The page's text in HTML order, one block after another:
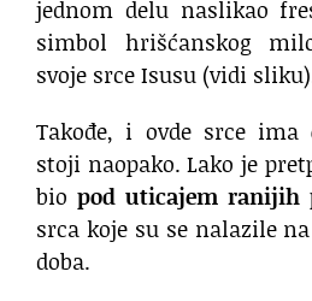
jednom delu naslikao
simbol hrišćanskog
svoje srce Isusu (vidi
Takođe, i ovde srce ima
stoji naopako. Lako je
bio pod uticajem ranijih
srca koje su se nalazile
doba.